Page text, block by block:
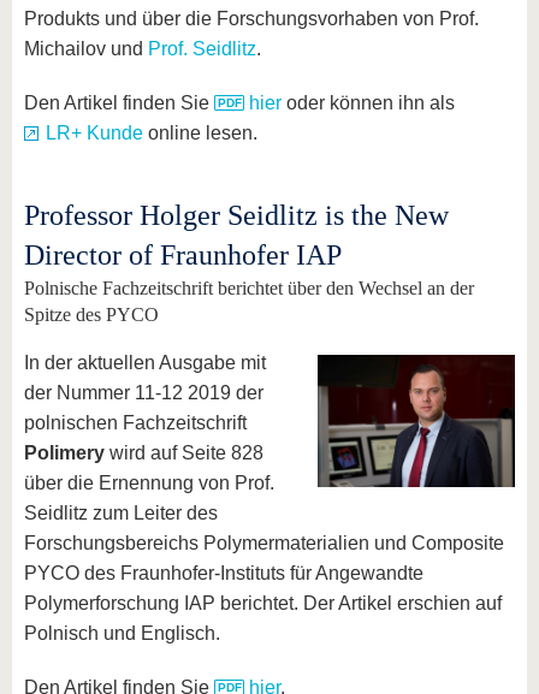
Produkts und über die Forschungsvorhaben von Prof.
Michailov und Prof. Seidlitz.
Den Artikel finden Sie hier oder können ihn als
LR+ Kunde online lesen.
Professor Holger Seidlitz is the New
Director of Fraunhofer IAP
Polnische Fachzeitschrift berichtet über den Wechsel an der
Spitze des PYCO
In der aktuellen Ausgabe mit
der Nummer 11-12 2019 der
polnischen Fachzeitschrift
Polimery wird auf Seite 828
über die Ernennung von Prof.
Seidlitz zum Leiter des
Forschungsbereichs Polymermaterialien und Composite
PYCO des Fraunhofer-Instituts für Angewandte
Polymerforschung IAP berichtet. Der Artikel erschien auf
Polnisch und Englisch.
Den Artikel finden Sie hier.